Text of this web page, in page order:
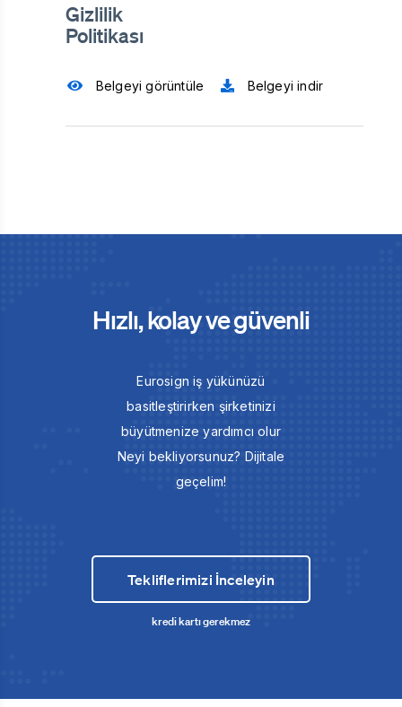
Gizlilik
Politikası
Belgeyi görüntüle Belgeyi indir
Hızlı, kolay ve güvenli
Eurosign iş yükünüzü
basitleştirirken şirketinizi
büyütmenize yardımcı olur
Neyi bekliyorsunuz? Dijitale
geçelim!
Tekliflerimizi İnceleyin
kredi kartı gerekmez